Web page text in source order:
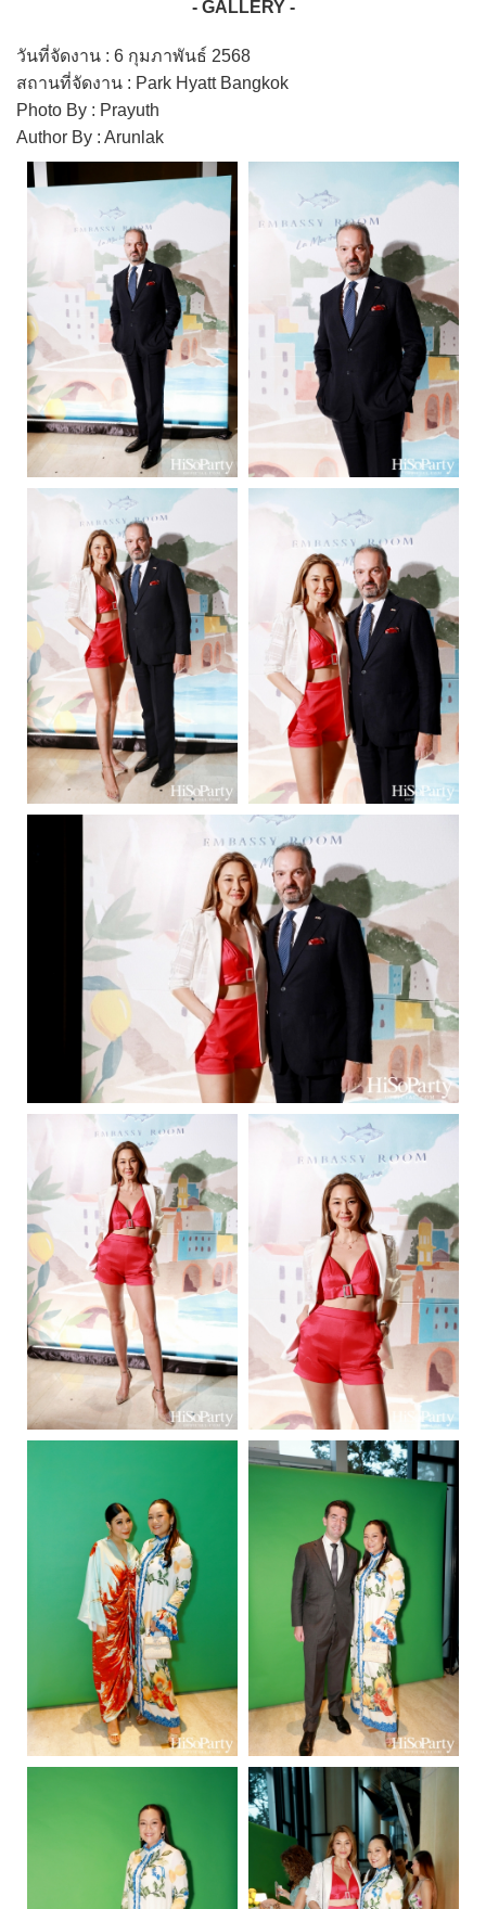
- GALLERY -
วันที่จัดงาน : 6 กุมภาพันธ์ 2568
สถานที่จัดงาน : Park Hyatt Bangkok
Photo By : Prayuth
Author By : Arunlak